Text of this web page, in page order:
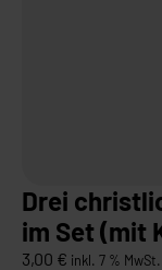
Drei
im Set (mit
3,00 € inkl. 7 % MwSt.